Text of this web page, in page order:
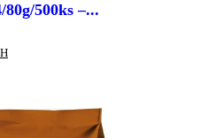
500ks –...